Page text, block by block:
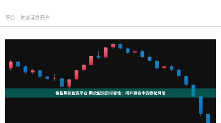
平台：财盛证券开户